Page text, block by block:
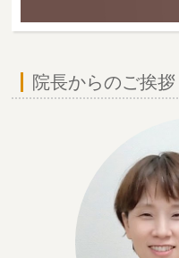
院長からのご挨拶